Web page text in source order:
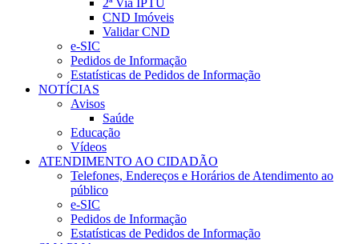
2ª Via IPTU
CND Imóveis
Validar CND
e-SIC
Pedidos de Informação
Estatísticas de Pedidos de Informação
NOTÍCIAS
Avisos
Saúde
Educação
Vídeos
ATENDIMENTO AO CIDADÃO
Telefones, Endereços e Horários de Atendimento ao
público
e-SIC
Pedidos de Informação
Estatísticas de Pedidos de Informação